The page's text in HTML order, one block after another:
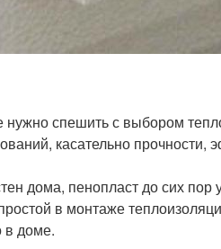
спешить с выбором
касательно прочности,
дома, пенопласт до сих
в монтаже
в доме.